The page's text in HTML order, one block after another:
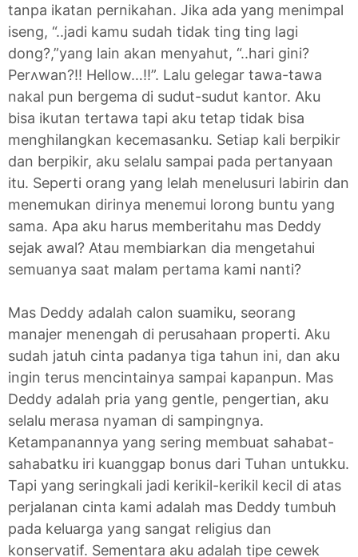
tanpa ikatan pernikahan. Jika ada yang menimpal
iseng, “..jadi kamu sudah tidak ting ting lagi
dong?,”yang lain akan menyahut, “..hari gini?
Perʌwan?!! Hellow…!!”. Lalu gelegar tawa-tawa
nakal pun bergema di sudut-sudut kantor. Aku
bisa ikutan tertawa tapi aku tetap tidak bisa
menghilangkan kecemasanku. Setiap kali berpikir
dan berpikir, aku selalu sampai pada pertanyaan
itu. Seperti orang yang lelah menelusuri labirin dan
menemukan dirinya menemui lorong buntu yang
sama. Apa aku harus memberitahu mas Deddy
sejak awal? Atau membiarkan dia mengetahui
semuanya saat malam pertama kami nanti?
Mas Deddy adalah calon suamiku, seorang
manajer menengah di perusahaan properti. Aku
sudah jatuh cinta padanya tiga tahun ini, dan aku
ingin terus mencintainya sampai kapanpun. Mas
Deddy adalah pria yang gentle, pengertian, aku
selalu merasa nyaman di sampingnya.
Ketampanannya yang sering membuat sahabat-
sahabatku iri kuanggap bonus dari Tuhan untukku.
Tapi yang seringkali jadi kerikil-kerikil kecil di atas
perjalanan cinta kami adalah mas Deddy tumbuh
pada keluarga yang sangat religius dan
konservatif. Sementara aku adalah tipe cewek